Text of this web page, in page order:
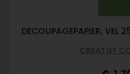
DECOUPAGEPAPIER, VEL
CREATIEF